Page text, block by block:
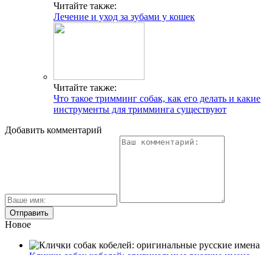
Читайте также:
Лечение и уход за зубами у кошек
Читайте также:
Что такое тримминг собак, как его делать и какие
инструменты для тримминга существуют
Добавить комментарий
Новое